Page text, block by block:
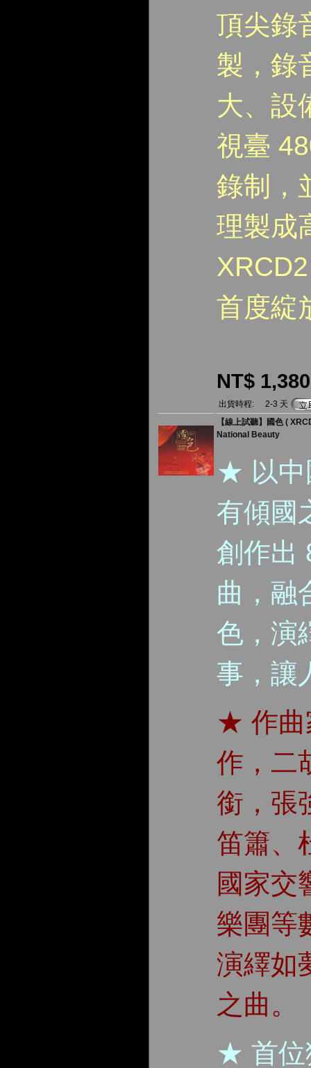
頂尖錄
製，錄
大、設
視臺
錄制，
理製成
首度綻
NT$ 1,380
出貨時程:
2-3 天
【線上試聽】國色 (
National Beauty
★ 以中
有傾國
創作出
曲，融
色，演
事，讓
★ 作曲
作，二
銜，張
笛簫、
國家交
樂團等
演繹如
之曲。
★ 首位